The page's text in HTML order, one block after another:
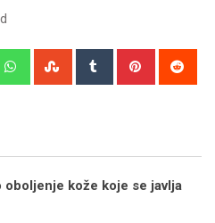
WhatsappStumbleUpon
Tumblr Pinterest
kože koje se javlja